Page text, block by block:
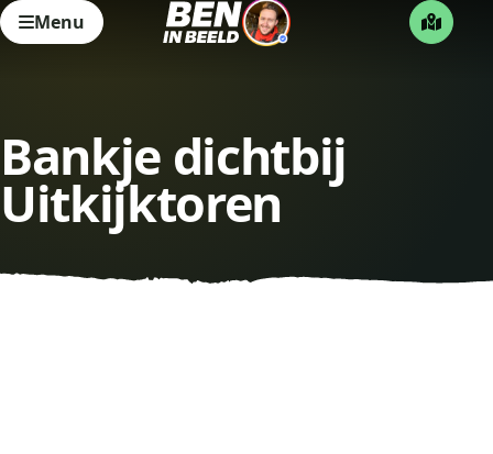
Menu
Bankje dichtbij
Uitkijktoren